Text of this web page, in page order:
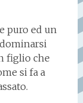
puro ed un
figlio che
si fa a